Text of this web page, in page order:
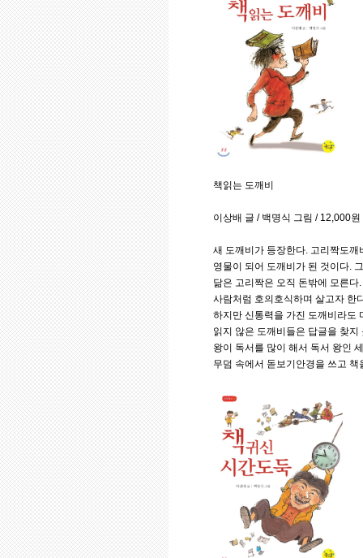
책읽는 도깨비
이상배 글 / 백명식 그림 / 12,000원
새 도깨비가 등장한다. 고리짝도
영물이 되어 도깨비가 된 것이다.
닮은 고리짝은 오직 돈밖에 모른
사람처럼 호의호식하며 살고자 한
하지만 신통력을 가진 도깨비라도
읽지 않은 도깨비들은 답글을 찾
왕이 독서를 많이 해서 독서 왕인
무덤 속에서 돋보기안경을 쓰고